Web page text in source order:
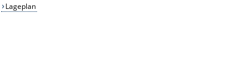
Lageplan